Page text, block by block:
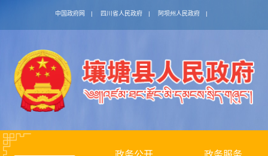
中国政府网 | 四川省人民政府 | 阿坝州人民政府 |